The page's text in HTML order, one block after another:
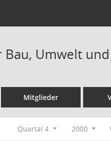
Bau, Umwelt
Mitglieder
Quartal 4 2000